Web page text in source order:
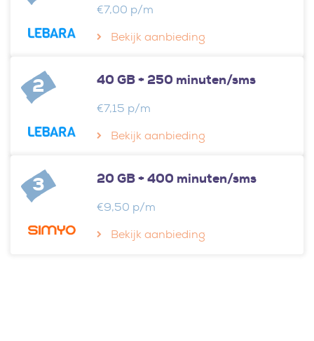
€7,00 p/m
Bekijk aanbieding
2 40 GB + 250 minuten/sms
€7,15 p/m
Bekijk aanbieding
3 20 GB + 400 minuten/sms
€9,50 p/m
Bekijk aanbieding